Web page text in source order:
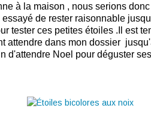
à la maison , nous serions
de rester raisonnable
tester ces petites étoiles .Il est
attendre dans mon dossier
d'attendre Noel pour déguster